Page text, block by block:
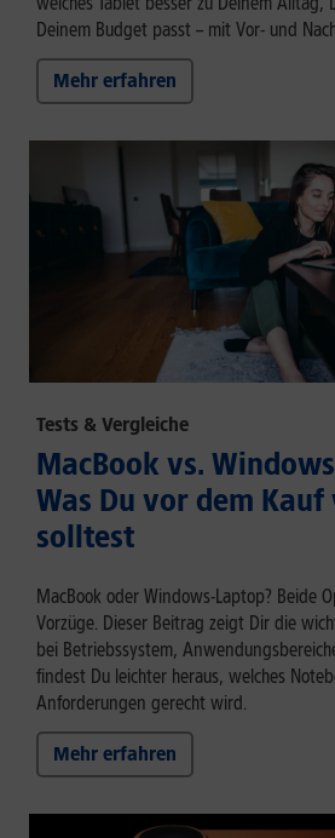
Deinem Budget passt – mit Vor- und
Mehr erfahren
Tests & Vergleiche
MacBook vs.
Was Du vor dem Kauf
solltest
MacBook oder Windows-Laptop? Beide
Vorzüge. Dieser Beitrag zeigt Dir die
bei Betriebssystem,
findest Du leichter heraus, welches
Anforderungen gerecht wird.
Mehr erfahren